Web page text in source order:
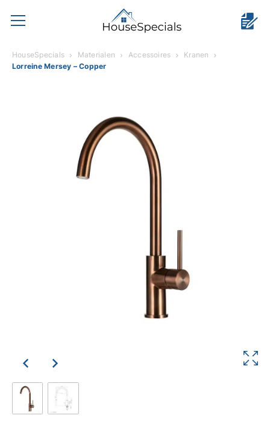
HouseSpecials Materialen Accessoires
Kranen
Lorreine Mersey – Copper